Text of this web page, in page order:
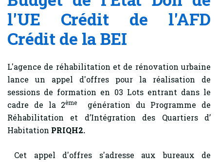
l'UE Crédit de l'AFD
Crédit de la BEI
L'agence de réhabilitation et de rénovation urbaine
lance un appel d'offres pour la réalisation de
sessions de formation en 03 Lots entrant dans le
cadre de la 2ème
génération du Programme de
Réhabilitation et d’Intégration des Quartiers d’
Habitation PRIQH2.
Cet appel d'offres s'adresse aux bureaux de